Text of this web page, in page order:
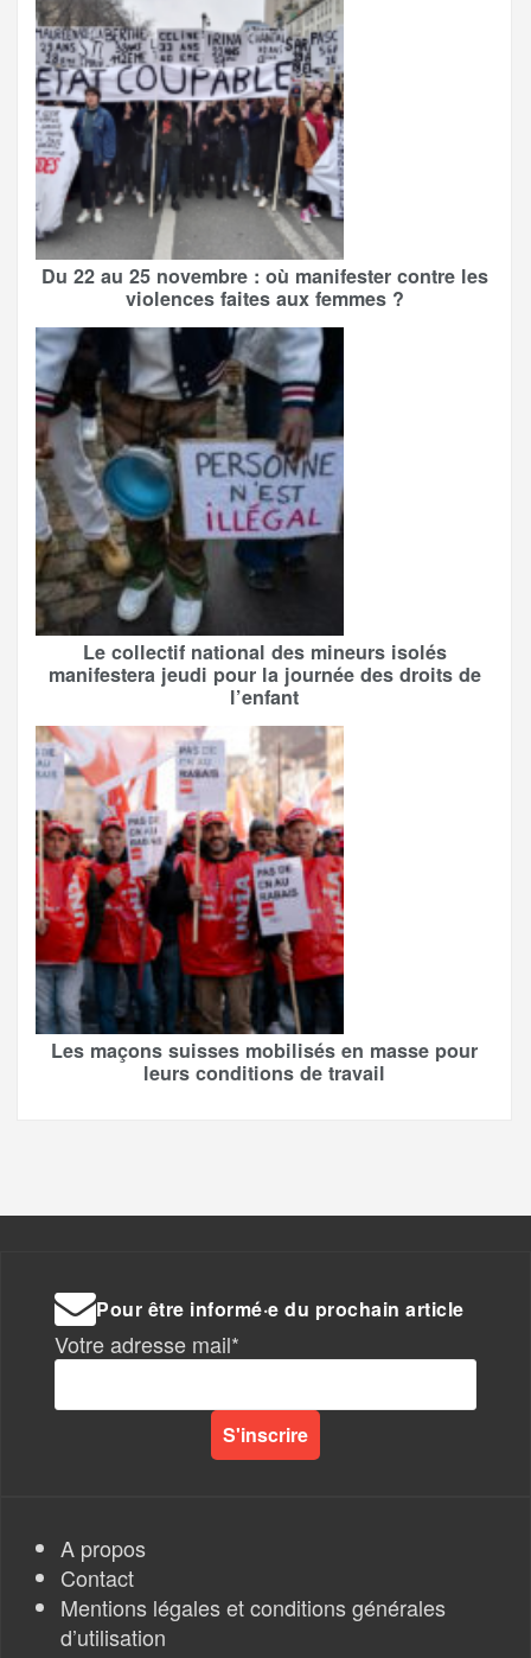
Du 22 au 25 novembre : où manifester contre les
violences faites aux femmes ?
Le collectif national des mineurs isolés
manifestera jeudi pour la journée des droits de
l’enfant
Les maçons suisses mobilisés en masse pour
leurs conditions de travail
Pour être informé·e du prochain article
Votre adresse mail*
A propos
Contact
Mentions légales et conditions générales
d’utilisation